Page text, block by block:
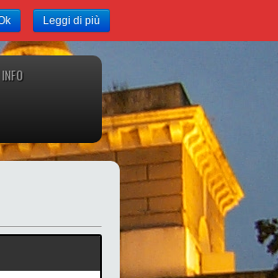
INFO
Leggi di più